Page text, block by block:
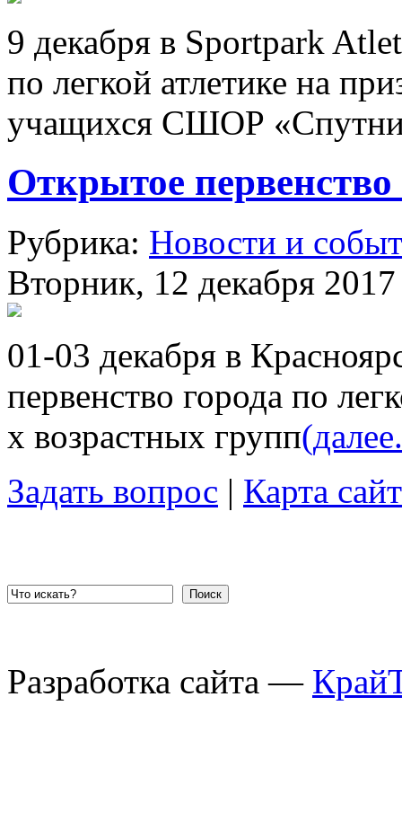
9 декабря в Sportpark
по легкой атлетике на
учащихся СШОР
Открытое первенство
Рубрика: Новости и
Вторник, 12 декабря 2017
01-03 декабря в
первенство города по
х возрастных групп
Задать вопрос | Карта
Поиск
Разработка сайта —